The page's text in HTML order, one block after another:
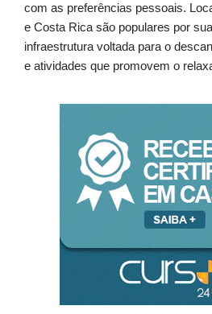
com as preferências pessoais.
e Costa Rica são populares por
infraestrutura voltada para o
e atividades que promovem o